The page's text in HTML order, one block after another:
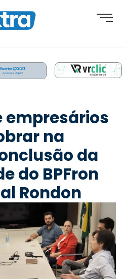
empresários
na
da
do BPFron
Rondon